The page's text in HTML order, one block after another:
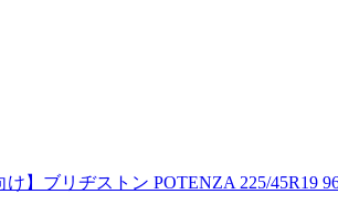
】ブリヂストン POTENZA 225/45R19